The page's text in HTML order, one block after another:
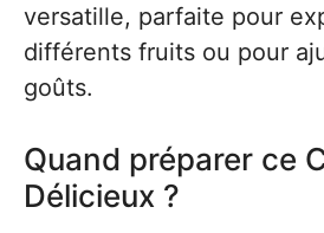
versatille, parfaite pour
différents fruits ou pour
goûts.
Quand préparer ce
Délicieux ?